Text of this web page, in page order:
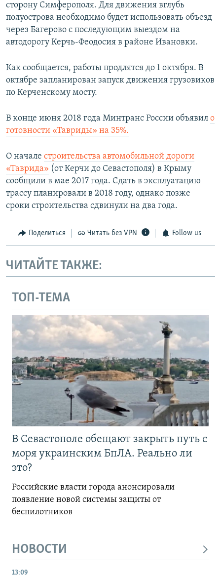
сторону Симферополя. Для движения вглубь
полуострова необходимо будет использовать объезд
через Багерово с последующим выездом на
автодорогу Керчь-Феодосия в районе Ивановки.
Как сообщается, работы продлятся до 1 октября. В
октябре запланирован запуск движения грузовиков
по Керченскому мосту.
В конце июня 2018 года Минтранс России объявил о
готовности «Тавриды» на 35%.
О начале строительства автомобильной дороги
«Таврида» (от Керчи до Севастополя) в Крыму
сообщили в мае 2017 года. Сдать в эксплуатацию
трассу планировали в 2018 году, однако позже
сроки строительства сдвинули на два года.
Поделиться Читать без VPN Follow us
ЧИТАЙТЕ ТАКЖЕ:
ТОП-ТЕМА
В Севастополе обещают закрыть путь с
моря украинским БпЛА. Реально ли
это?
Российские власти города анонсировали
появление новой системы защиты от
беспилотников
НОВОСТИ
13:09